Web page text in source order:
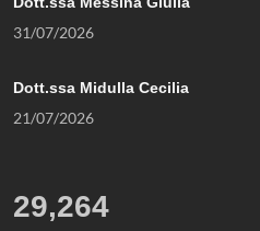
31/07/2026
Dott.ssa Midulla Cecilia
21/07/2026
29,264